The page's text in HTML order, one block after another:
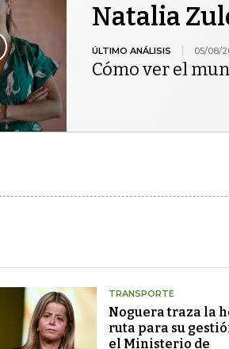
Natalia
ÚLTIMO ANÁLISIS 05/08/
Cómo ver el
TRANSPORTE
Noguera traza la
ruta para su
el Ministerio de